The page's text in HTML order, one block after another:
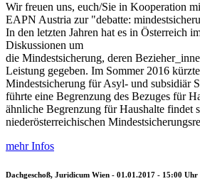
Wir freuen uns, euch/Sie in Kooperation
EAPN Austria zur "debatte:
In den letzten Jahren hat es in Österreich
Diskussionen um
die Mindestsicherung, deren
Leistung gegeben. Im Sommer 2016
Mindestsicherung für Asyl- und subsidiär
führte eine Begrenzung des Bezuges für
ähnliche Begrenzung für Haushalte findet
niederösterreichischen
mehr Infos
Dachgeschoß, Juridicum Wien - 01.01.2017 - 15:00 Uhr